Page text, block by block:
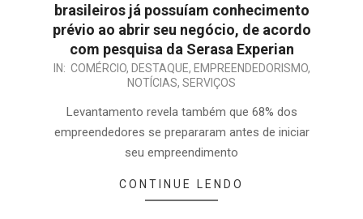
brasileiros já possuíam conhecimento
prévio ao abrir seu negócio, de acordo
com pesquisa da Serasa Experian
IN: COMÉRCIO, DESTAQUE, EMPREENDEDORISMO,
NOTÍCIAS, SERVIÇOS
Levantamento revela também que 68% dos
empreendedores se prepararam antes de iniciar
seu empreendimento
CONTINUE LENDO